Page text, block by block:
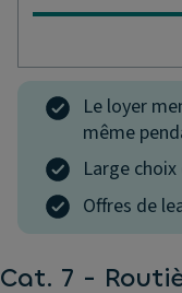
Le loyer
même
Large
Offres de
Cat. 7 -